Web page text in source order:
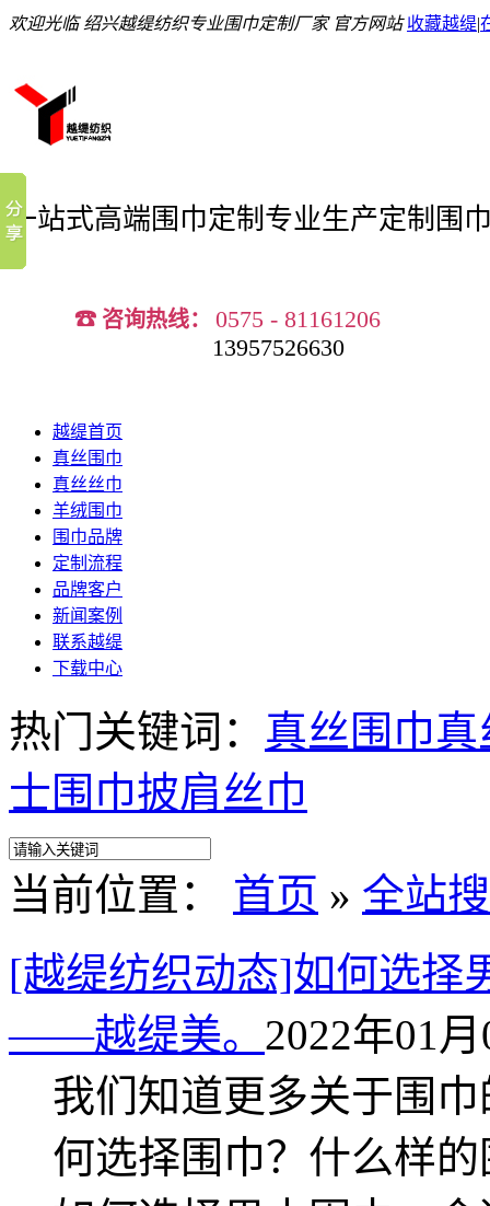
欢迎光临 绍兴越缇纺织专业围巾定制厂家 官方网站 收藏越缇|
一站式高端围巾定制 专业生产定制围
☎ 咨询热线：
0575 - 81161206
13957526630
越缇首页
真丝围巾
真丝丝巾
羊绒围巾
围巾品牌
定制流程
品牌客户
新闻案例
联系越缇
下载中心
热门关键词： 真丝围巾真
士围巾披肩丝巾
当前位置： 首页 » 全站
[越缇纺织动态]如何选择
——越缇美。 2022年01
我们知道更多关于围
何选择围巾？什么样